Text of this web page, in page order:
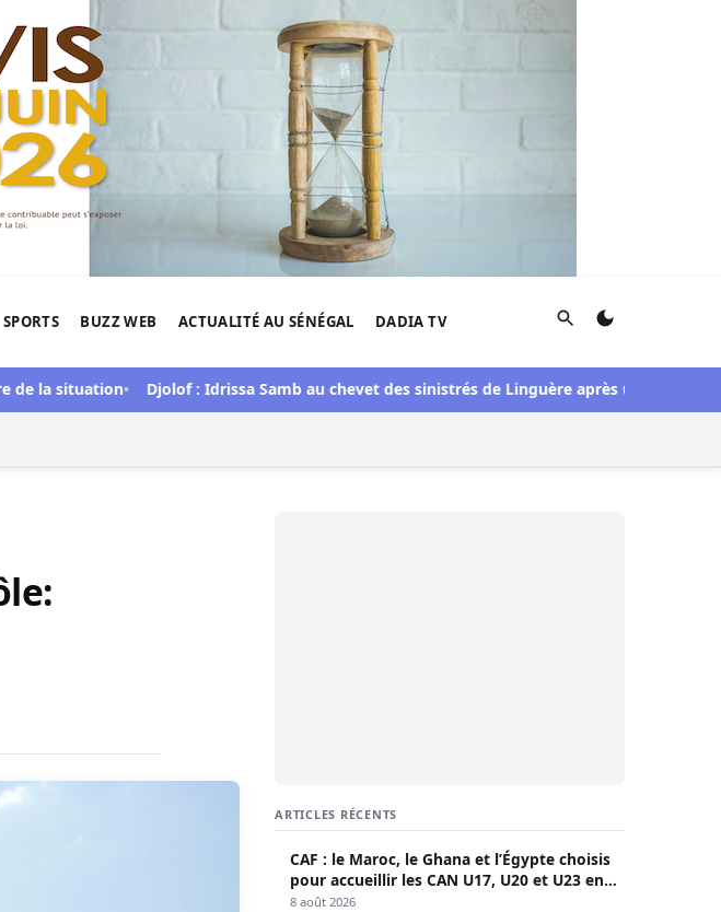
SPORTS BUZZ WEB ACTUALITÉ AU SÉNÉGAL DADIA TV Rechercher
situation Djolof : Idrissa Samb au chevet des sinistrés de Linguère après une visite du
ARTICLES RÉCENTS
CAF : le Maroc, le Ghana et l’Égypte choisis
pour accueillir les CAN U17, U20 et U23 en
2027
8 août 2026